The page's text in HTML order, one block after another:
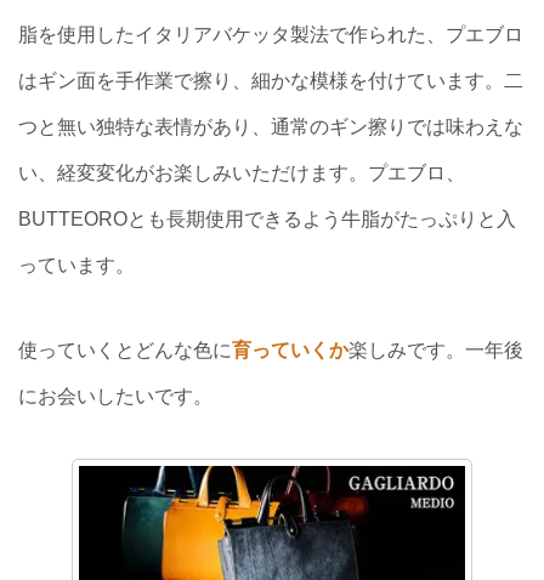
脂を使用したイタリアバケッタ製法で作られた、プエブロ
はギン面を手作業で擦り、細かな模様を付けています。二
つと無い独特な表情があり、通常のギン擦りでは味わえな
い、経変変化がお楽しみいただけます。プエブロ、
BUTTEOROとも長期使用できるよう牛脂がたっぷりと入
っています。
使っていくとどんな色に育っていくか楽しみです。一年後
にお会いしたいです。